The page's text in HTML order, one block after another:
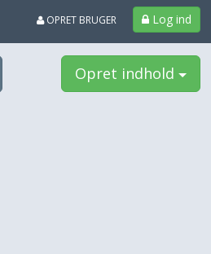
Log ind
OPRET BRUGER
Opret indhold